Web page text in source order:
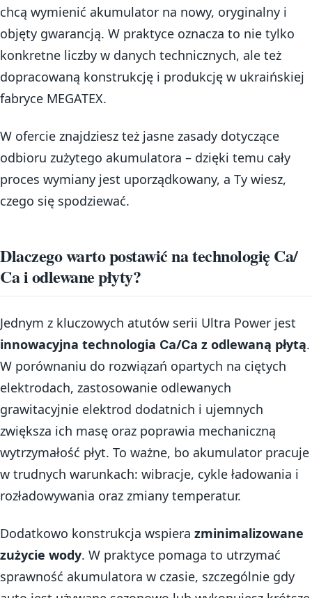
chcą wymienić akumulator na nowy, oryginalny i
objęty gwarancją. W praktyce oznacza to nie tylko
konkretne liczby w danych technicznych, ale też
dopracowaną konstrukcję i produkcję w ukraińskiej
fabryce MEGATEX.
W ofercie znajdziesz też jasne zasady dotyczące
odbioru zużytego akumulatora – dzięki temu cały
proces wymiany jest uporządkowany, a Ty wiesz,
czego się spodziewać.
Dlaczego warto postawić na technologię Ca/
Ca i odlewane płyty?
Jednym z kluczowych atutów serii Ultra Power jest
innowacyjna technologia Са/Са z odlewaną płytą.
W porównaniu do rozwiązań opartych na ciętych
elektrodach, zastosowanie odlewanych
grawitacyjnie elektrod dodatnich i ujemnych
zwiększa ich masę oraz poprawia mechaniczną
wytrzymałość płyt. To ważne, bo akumulator pracuje
w trudnych warunkach: wibracje, cykle ładowania i
rozładowywania oraz zmiany temperatur.
Dodatkowo konstrukcja wspiera zminimalizowane
zużycie wody. W praktyce pomaga to utrzymać
sprawność akumulatora w czasie, szczególnie gdy